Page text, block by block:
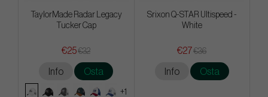
TaylorMade Radar Legacy
Tucker Cap
€25€32
Info Osta
+1
Srixon Q-STAR Ultispeed -
White
€27€36
Info Osta